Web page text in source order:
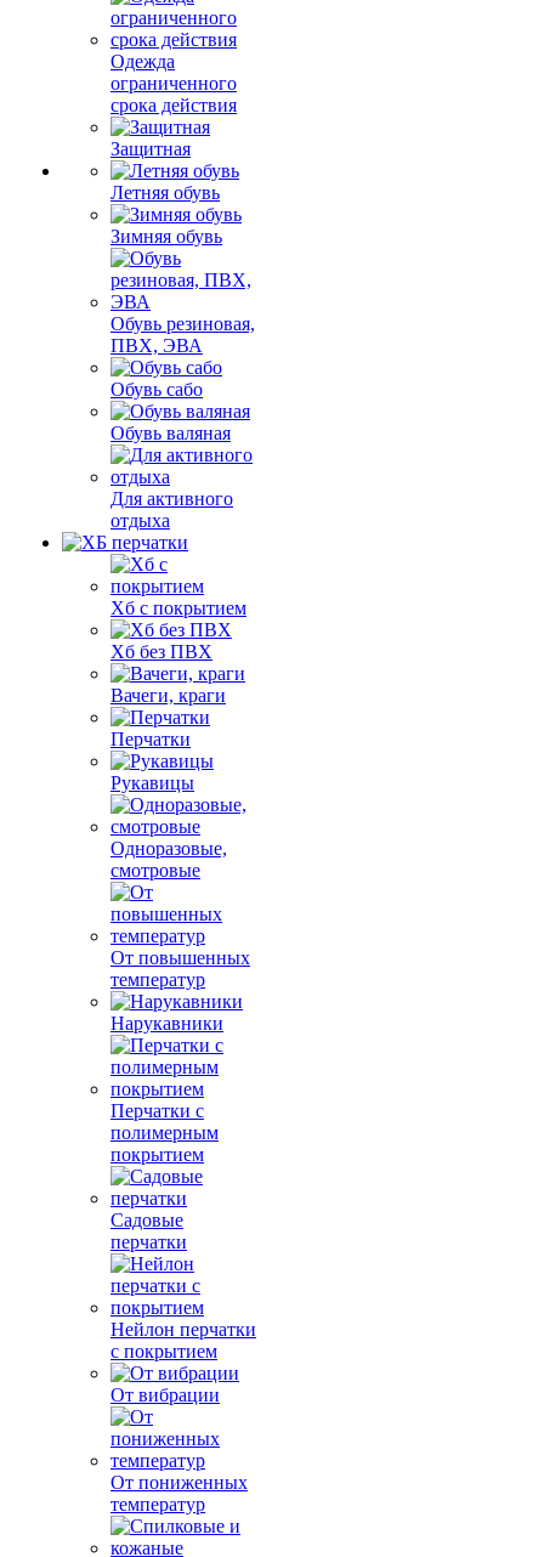
Одежда
ограниченного
срока действия
Защитная
Летняя обувь
Зимняя обувь
Обувь резиновая,
ПВХ, ЭВА
Обувь сабо
Обувь валяная
Для активного
отдыха
Хб с покрытием
Хб без ПВХ
Вачеги, краги
Перчатки
Рукавицы
Одноразовые,
смотровые
От повышенных
температур
Нарукавники
Перчатки с
полимерным
покрытием
Садовые
перчатки
Нейлон перчатки
с покрытием
От вибрации
От пониженных
температур